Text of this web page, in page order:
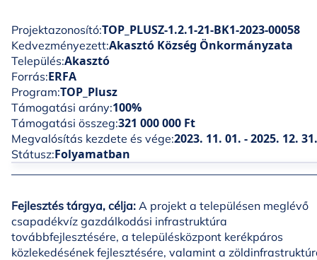
Projektazonosító:TOP_PLUSZ-1.2.1-21-BK1-2023-00058
Kedvezményezett:Akasztó Község Önkormányzata
Település:Akasztó
Forrás:ERFA
Program:TOP_Plusz
Támogatási arány:100%
Támogatási összeg:321 000 000 Ft
Megvalósítás kezdete és vége:2023. 11. 01. - 2025. 12. 31.
Státusz:Folyamatban
Fejlesztés tárgya, célja: A projekt a településen meglévő
csapadékvíz gazdálkodási infrastruktúra
továbbfejlesztésére, a településközpont kerékpáros
közlekedésének fejlesztésére, valamint a